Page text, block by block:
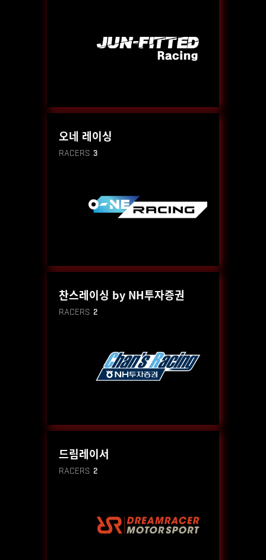
오네 레이싱
RACERS 3
찬스레이싱 by NH투자증권
RACERS 2
드림레이서
RACERS 2